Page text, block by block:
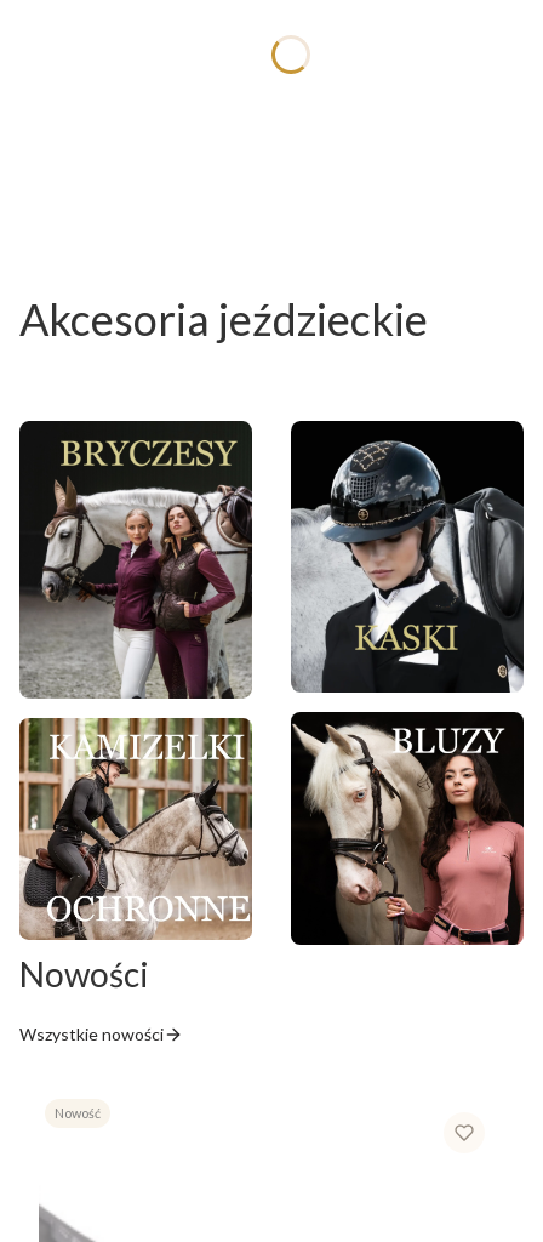
Akcesoria jeździeckie
Nowości
Wszystkie nowości
Nowość